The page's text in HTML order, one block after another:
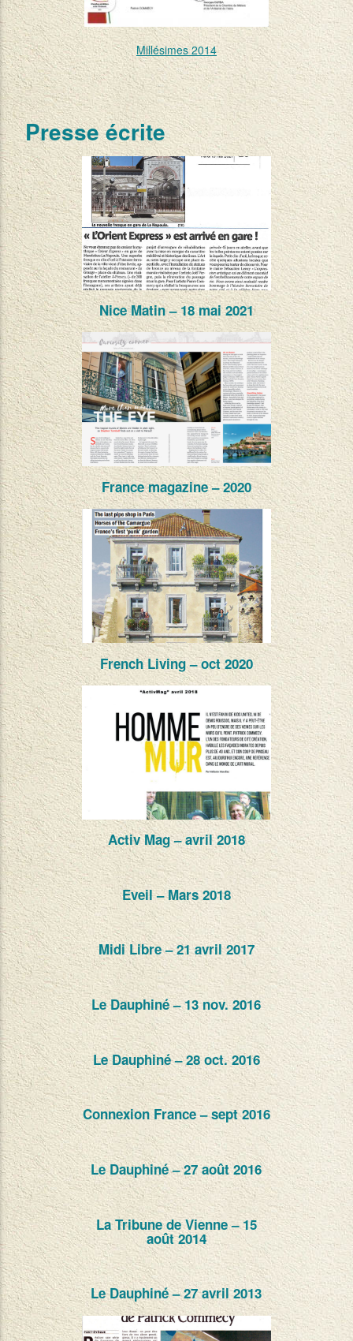
Millésimes 2014
Presse écrite
Nice Matin – 18 mai 2021
France magazine – 2020
French Living – oct 2020
Activ Mag – avril 2018
Eveil – Mars 2018
Midi Libre – 21 avril 2017
Le Dauphiné – 13 nov. 2016
Le Dauphiné – 28 oct. 2016
Connexion France – sept 2016
Le Dauphiné – 27 août 2016
La Tribune de Vienne – 15
août 2014
Le Dauphiné – 27 avril 2013